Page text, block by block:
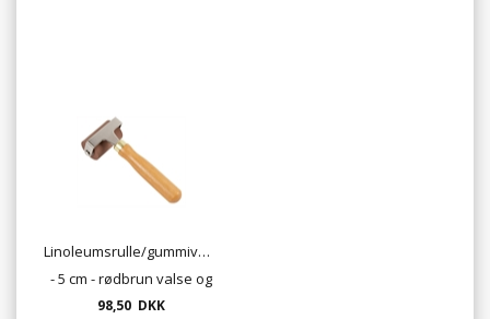
Linoleumsrulle/gummivalse
- 5 cm - rødbrun valse og
træhåndtag
98,50 DKK